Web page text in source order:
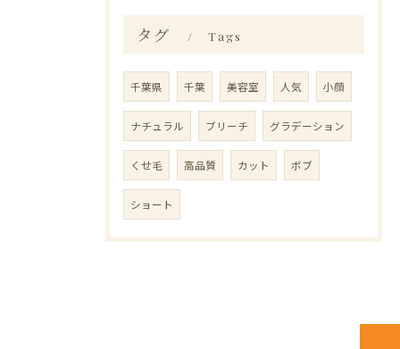
タグ Tags
千葉県 千葉 美容室 人気 小顔
ナチュラル ブリーチ グラデーション
くせ毛 高品質 カット ボブ
ショート